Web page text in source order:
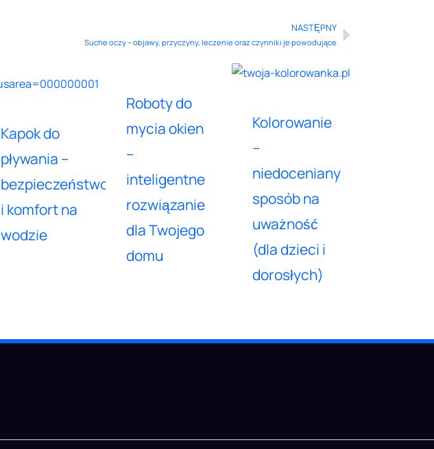
NASTĘPNY
Suche oczy – objawy, przyczyny, leczenie oraz czynniki je powodujące Next
Kapok do
pływania –
bezpieczeństwo
i komfort na
wodzie
Roboty do
mycia okien
–
inteligentne
rozwiązanie
dla Twojego
domu
Kolorowanie
–
niedoceniany
sposób na
uważność
(dla dzieci i
dorosłych)